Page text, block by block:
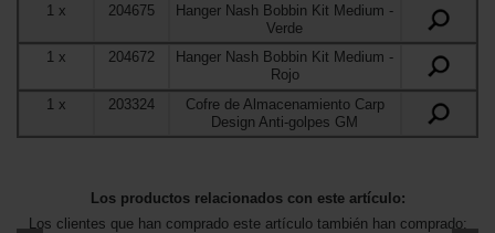
1 x 204675 Hanger Nash Bobbin Kit Medium -
Verde
1x 204672 Hanger Nash Bobbin Kit Medium -
Rojo
1 x 203324
Cofre de Almacenamiento Carp
Design Anti-golpes GM
Los productos relacionados con este artículo:
Los clientes que han comprado este artículo también han comprado: